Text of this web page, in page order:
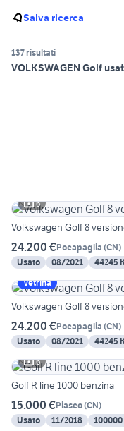
Salva ricerca
137 risultati
VOLKSWAGEN Golf
6
Volkswagen Golf 8
24.200 €Pocapaglia (CN)
Usato
08/2021 44245
Vetrina
Volkswagen Golf 8
24.200 €Pocapaglia (CN)
Usato
08/2021 44245
6
Golf R line 1000 benzina
15.000 €Piasco(CN)
Usato
11/2018 100000